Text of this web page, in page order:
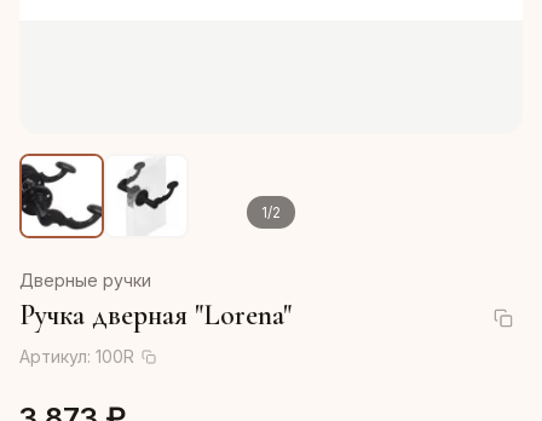
1/2
Дверные ручки
Ручка дверная "Lorena"
Артикул: 100R